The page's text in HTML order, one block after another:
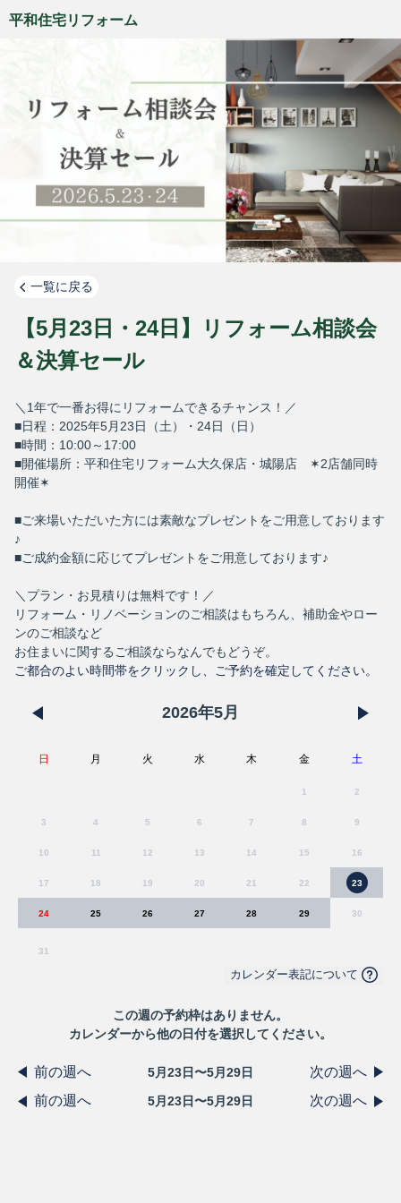
平和住宅リフォーム
一覧に戻る
【5月23日・24日】リフォーム相談会
＆決算セール
＼1年で一番お得にリフォームできるチャンス！／
■日程：2025年5月23日（土）・24日（日）
■時間：10:00～17:00
■開催場所：平和住宅リフォーム大久保店・城陽店 ✶2店舗同時
開催✶
■ご来場いただいた方には素敵なプレゼントをご用意しております
♪
■ご成約金額に応じてプレゼントをご用意しております♪
＼プラン・お見積りは無料です！／
リフォーム・リノベーションのご相談はもちろん、補助金やロー
ンのご相談など
お住まいに関するご相談ならなんでもどうぞ。
ご都合のよい時間帯をクリックし、ご予約を確定してください。
2026年5月
日 月 火 水 木 金 土
1 2
3 4 5 6 7 8 9
10 11 12 13 14 15 16
17 18 19 20 21 22 23
24 25 26 27 28 29 30
31
カレンダー表記について
この週の予約枠はありません。
カレンダーから他の日付を選択してください。
前の週へ 5月23日〜5月29日
次の週へ
前の週へ
5月23日〜5月29日 次の週へ